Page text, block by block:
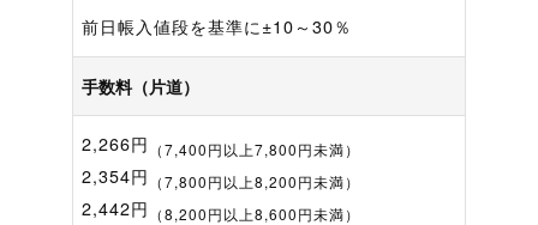
前日帳入値段を基準に±10～30％
手数料（片道）
2,266円 （7,400円以上7,800円未満）
2,354円 （7,800円以上8,200円未満）
2,442円 （8,200円以上8,600円未満）